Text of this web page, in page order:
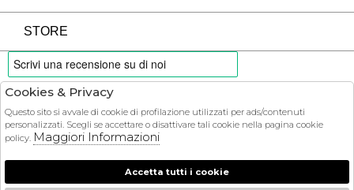
STORE
PAYMENTS
COURIER
Cookies & Privacy
Questo sito si avvale di cookie di profilazione utilizzati per ads/contenuti
personalizzati. Scegli se accettare o disattivare tali cookie nella pagina cookie
policy. Maggiori Informazioni
Accetta tutti i cookie